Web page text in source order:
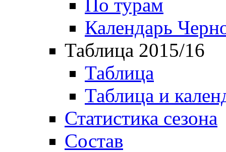
По турам
Календарь
Таблица 2015/16
Таблица
Таблица и
Статистика сезона
Состав